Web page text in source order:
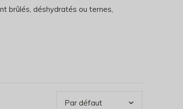
brûlés, déshydratés ou ternes,